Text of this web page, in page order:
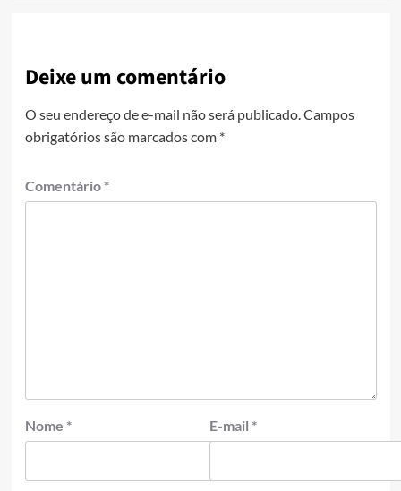
Deixe um comentário
O seu endereço de e-mail não será publicado. Campos
obrigatórios são marcados com *
Comentário *
Nome * E-mail *